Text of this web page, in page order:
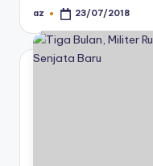
Posted
az 23/07/2018